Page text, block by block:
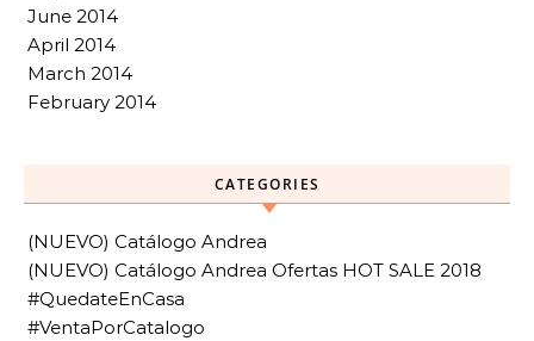
June 2014
April 2014
March 2014
February 2014
CATEGORIES
(NUEVO) Catálogo Andrea
(NUEVO) Catálogo Andrea Ofertas HOT SALE 2018
#QuedateEnCasa
#VentaPorCatalogo